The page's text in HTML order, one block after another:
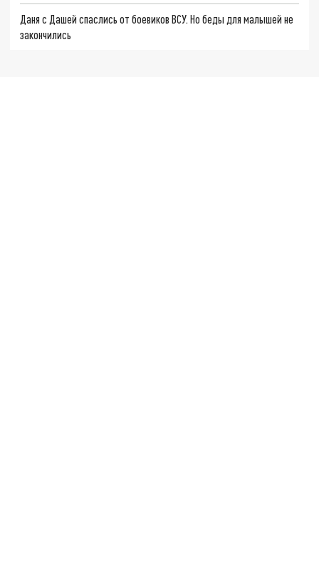
Даня с Дашей спаслись от боевиков ВСУ. Но беды для малышей не
закончились